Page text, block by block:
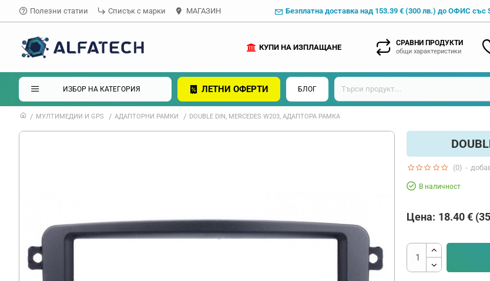
Полезни статии Списък с марки МАГАЗИН Безплатна доставка над 153.39 € (300 лв.) до ОФИС със
СРАВНИ ПРОДУКТИ
общи характеристики
КУПИ НА ИЗПЛАЩАНЕ
ИЗБОР НА КАТЕГОРИЯ ЛЕТНИ ОФЕРТИ БЛОГ
МУЛТИМЕДИИ И GPS АДАПТОРНИ РАМКИ DOUBLE DIN, MERCEDES W203, АДАПТОРА РАМКА
В наличност
(0) -
Цена: 18.40 €